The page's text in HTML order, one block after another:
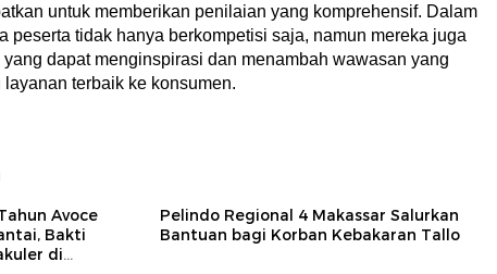
untuk memberikan penilaian yang komprehensif. Dalam
peserta tidak hanya berkompetisi saja, namun mereka juga
dapat menginspirasi dan menambah wawasan yang
terbaik ke konsumen.
Avoce
Bakti
di
Pelindo Regional 4 Makassar Salurkan
Bantuan bagi Korban Kebakaran Tallo